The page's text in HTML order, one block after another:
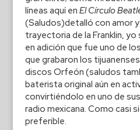
líneas aquí en El Círculo
(Saludos)detalló con amor
trayectoria de la Franklin,
en adición que fue uno de
que grabaron los
discos Orfeón (saludos
baterista original aún en
convirtiéndolo en uno de
radio mexicana. Como casi
preferible.